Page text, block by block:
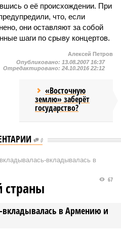
о её происхождении. При
что, если
они оставляют за собой
шаги по срыву концертов.
Алексей Петров
Опубликовано: 13.08.2007 16:37
Отредактировано: 24.10.2016 22:12
«Восточную
землю» заберёт
государство?
0
вкладывалась в
в Армению и
67
страны